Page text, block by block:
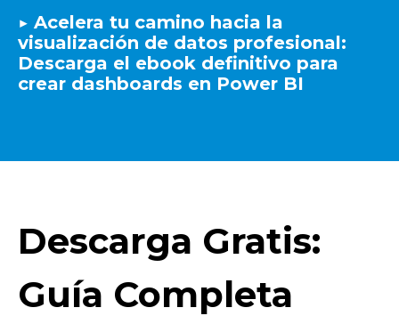
▶️ Acelera tu camino hacia la
visualización de datos profesional:
Descarga el ebook definitivo para
crear dashboards en Power BI
Descarga Gratis:
Guía Completa